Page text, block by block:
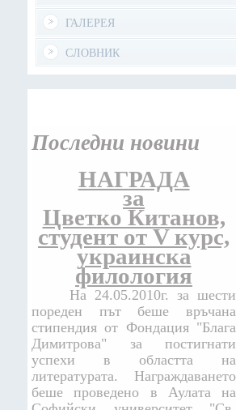
ГАЛЕРЕЯ
СЛОВНИК
Последни новини
НАГРАДА
за
Цветко Китанов,
студент от V курс,
украинска
филология
На 24.05.2010г. за шести
пореден път беше връчана
стипендия от Фондация "Блага
Димитрова" за постигнати
успехи в областта на
литературата. Награждаването
беше проведено в Аулата на